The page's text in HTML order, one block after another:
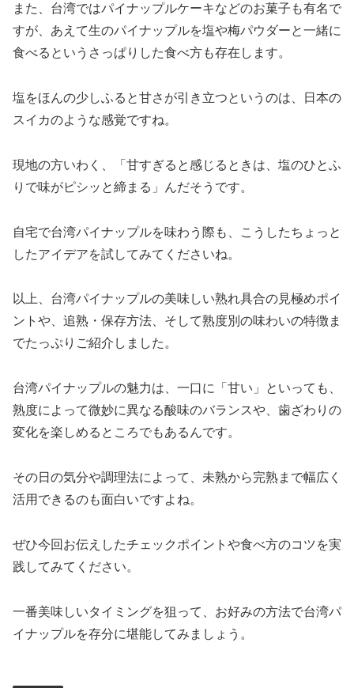
また、台湾ではパイナップルケーキなどのお菓子も有名で
すが、あえて生のパイナップルを塩や梅パウダーと一緒に
食べるというさっぱりした食べ方も存在します。
塩をほんの少しふると甘さが引き立つというのは、日本の
スイカのような感覚ですね。
現地の方いわく、「甘すぎると感じるときは、塩のひとふ
りで味がピシッと締まる」んだそうです。
自宅で台湾パイナップルを味わう際も、こうしたちょっと
したアイデアを試してみてくださいね。
以上、台湾パイナップルの美味しい熟れ具合の見極めポイ
ントや、追熟・保存方法、そして熟度別の味わいの特徴ま
でたっぷりご紹介しました。
台湾パイナップルの魅力は、一口に「甘い」といっても、
熟度によって微妙に異なる酸味のバランスや、歯ざわりの
変化を楽しめるところでもあるんです。
その日の気分や調理法によって、未熟から完熟まで幅広く
活用できるのも面白いですよね。
ぜひ今回お伝えしたチェックポイントや食べ方のコツを実
践してみてください。
一番美味しいタイミングを狙って、お好みの方法で台湾パ
イナップルを存分に堪能してみましょう。